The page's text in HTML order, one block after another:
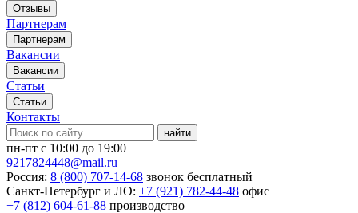
Отзывы
Партнерам
Партнерам
Вакансии
Вакансии
Статьи
Статьи
Контакты
найти
пн-пт с 10:00 до 19:00
9217824448@mail.ru
Россия: 8 (800) 707-14-68 звонок бесплатный
Санкт-Петербург и ЛО: +7 (921) 782-44-48 офис
+7 (812) 604-61-88 производство